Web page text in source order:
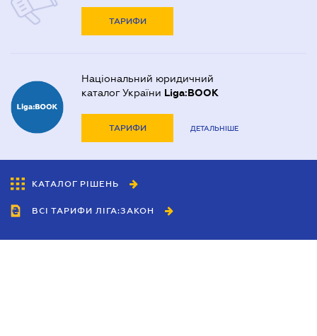
ТАРИФИ
Національний юридичний
каталог України Liga:BOOK
ТАРИФИ ДЕТАЛЬНІШЕ
КАТАЛОГ РІШЕНЬ
ВСІ ТАРИФИ ЛІГА:ЗАКОН